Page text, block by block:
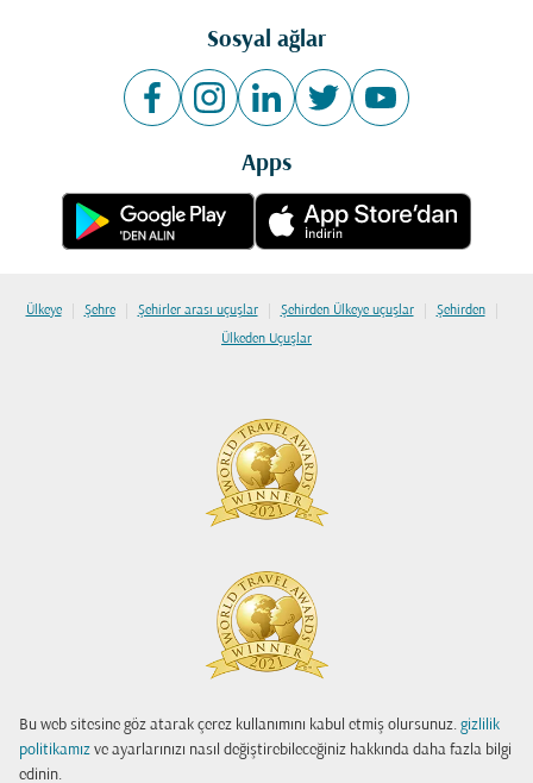
Bu web sitesine göz atarak çerez kullanımını kabul etmiş olursunuz. gizlilik
politikamız ve ayarlarınızı nasıl değiştirebileceğiniz hakkında daha fazla bilgi
edinin.
Sosyal ağlar
Apps
Ülkeye | Şehre | Şehirler arası uçuşlar | Şehirden Ülkeye uçuşlar | Şehirden |
Ülkeden Uçuşlar